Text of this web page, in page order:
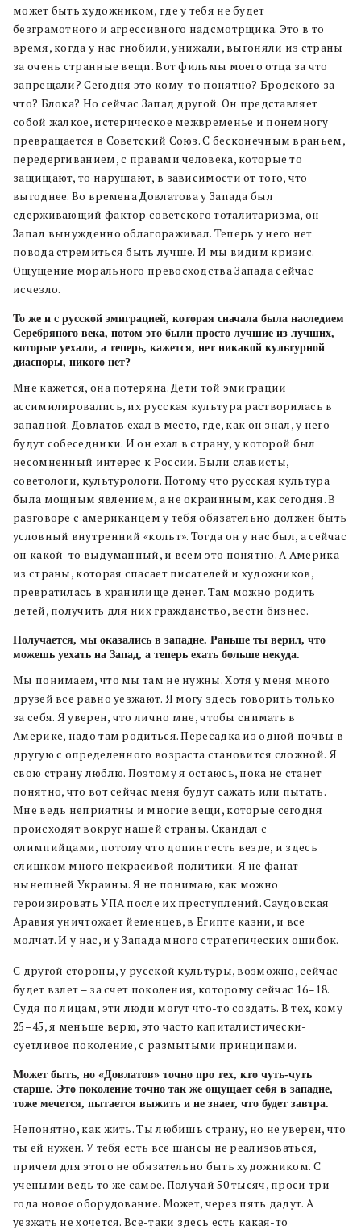
может быть художником, где у тебя не будет
безграмотного и агрессивного надсмотрщика. Это в то
время, когда у нас гнобили, унижали, выгоняли из страны
за очень странные вещи. Вот фильмы моего отца за что
запрещали? Сегодня это кому-то понятно? Бродского за
что? Блока? Но сейчас Запад другой. Он представляет
собой жалкое, истерическое межвременье и понемногу
превращается в Советский Союз. С бесконечным враньем,
передергиванием, с правами человека, которые то
защищают, то нарушают, в зависимости от того, что
выгоднее. Во времена Довлатова у Запада был
сдерживающий фактор советского тоталитаризма, он
Запад вынужденно облагораживал. Теперь у него нет
повода стремиться быть лучше. И мы видим кризис.
Ощущение морального превосходства Запада сейчас
исчезло.
То же и с русской эмиграцией, которая сначала была наследием
Серебряного века, потом это были просто лучшие из лучших,
которые уехали, а теперь, кажется, нет никакой культурной
диаспоры, никого нет?
Мне кажется, она потеряна. Дети той эмиграции
ассимилировались, их русская культура растворилась в
западной. Довлатов ехал в место, где, как он знал, у него
будут собеседники. И он ехал в страну, у которой был
несомненный интерес к России. Были слависты,
советологи, культурологи. Потому что русская культура
была мощным явлением, а не окраинным, как сегодня. В
разговоре с американцем у тебя обязательно должен быть
условный внутренний «кольт». Тогда он у нас был, а сейчас
он какой-то выдуманный, и всем это понятно. А Америка
из страны, которая спасает писателей и художников,
превратилась в хранилище денег. Там можно родить
детей, получить для них гражданство, вести бизнес.
Получается, мы оказались в западне. Раньше ты верил, что
можешь уехать на Запад, а теперь ехать больше некуда.
Мы понимаем, что мы там не нужны. Хотя у меня много
друзей все равно уезжают. Я могу здесь говорить только
за себя. Я уверен, что лично мне, чтобы снимать в
Америке, надо там родиться. Пересадка из одной почвы в
другую с определенного возраста становится сложной. Я
свою страну люблю. Поэтому я остаюсь, пока не станет
понятно, что вот сейчас меня будут сажать или пытать.
Мне ведь неприятны и многие вещи, которые сегодня
происходят вокруг нашей страны. Скандал с
олимпийцами, потому что допинг есть везде, и здесь
слишком много некрасивой политики. Я не фанат
нынешней Украины. Я не понимаю, как можно
героизировать УПА после их преступлений. Саудовская
Аравия уничтожает йеменцев, в Египте казни, и все
молчат. И у нас, и у Запада много стратегических ошибок.
С другой стороны, у русской культуры, возможно, сейчас
будет взлет – за счет поколения, которому сейчас 16–18.
Судя по лицам, эти люди могут что-то создать. В тех, кому
25–45, я меньше верю, это часто капиталистически-
суетливое поколение, с размытыми принципами.
Может быть, но «Довлатов» точно про тех, кто чуть-чуть
старше. Это поколение точно так же ощущает себя в западне,
тоже мечется, пытается выжить и не знает, что будет завтра.
Непонятно, как жить. Ты любишь страну, но не уверен, что
ты ей нужен. У тебя есть все шансы не реализоваться,
причем для этого не обязательно быть художником. С
учеными ведь то же самое. Получай 50 тысяч, проси три
года новое оборудование. Может, через пять дадут. А
уезжать не хочется. Все-таки здесь есть какая-то